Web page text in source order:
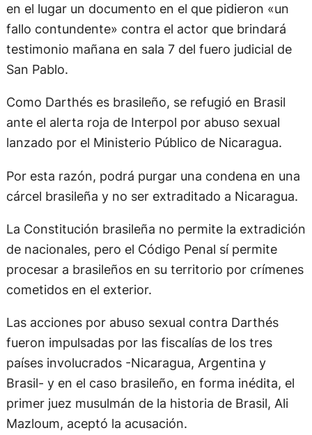
en el lugar un documento en el que pidieron «un
fallo contundente» contra el actor que brindará
testimonio mañana en sala 7 del fuero judicial de
San Pablo.
Como Darthés es brasileño, se refugió en Brasil
ante el alerta roja de Interpol por abuso sexual
lanzado por el Ministerio Público de Nicaragua.
Por esta razón, podrá purgar una condena en una
cárcel brasileña y no ser extraditado a Nicaragua.
La Constitución brasileña no permite la extradición
de nacionales, pero el Código Penal sí permite
procesar a brasileños en su territorio por crímenes
cometidos en el exterior.
Las acciones por abuso sexual contra Darthés
fueron impulsadas por las fiscalías de los tres
países involucrados -Nicaragua, Argentina y
Brasil- y en el caso brasileño, en forma inédita, el
primer juez musulmán de la historia de Brasil, Ali
Mazloum, aceptó la acusación.